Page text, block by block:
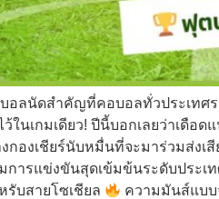
ลนัดสำคัญที่คอบอลทั่วประเทศ
ว้ในเกมเดียว! ปีนี้บอกเลยว่าเ
องเชียร์นับหมื่นที่จะมาร่วมส่งเ
มการแข่งขันสุดเข้มข้นระดับประเ
รับสายโซเชียล
ความมันส์แบบ